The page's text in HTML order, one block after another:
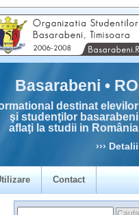
Basarabeni • RO
destinat elevilor
şi studenţilor basarabeni
aflaţi la studii in România
››› Detalii
Contact